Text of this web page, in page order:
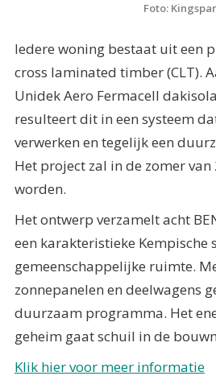
Foto:
Iedere woning bestaat uit een
cross laminated timber (CLT).
Unidek Aero Fermacell
resulteert dit in een systeem
verwerken en tegelijk een
Het project zal in de zomer
worden.
Het ontwerp verzamelt acht
een karakteristieke Kempische
gemeenschappelijke ruimte.
zonnepanelen en deelwagens
duurzaam programma. Het
geheim gaat schuil in de
Klik hier voor meer informatie